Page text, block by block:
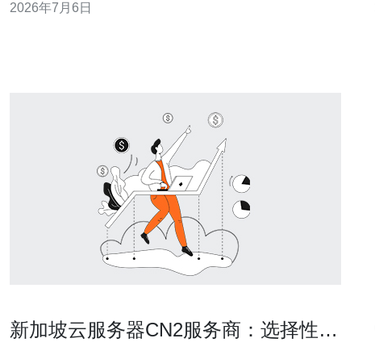
细颗粒度监控与回测。实践表明，通过链路选择、路由策
2026年7月6日
新加坡云服务器CN2服务商：选择性能